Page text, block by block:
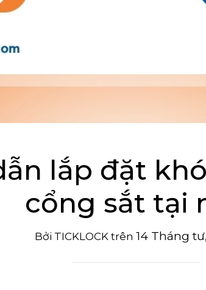
lắp đặt
cổng sắt tại
Bởi TICKLOCK trên 14 Tháng